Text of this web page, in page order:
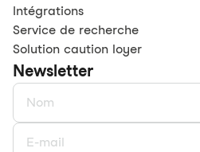
Intégrations
Service de recherche
Solution caution loyer
Newsletter